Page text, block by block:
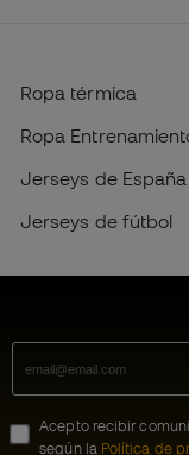
Ropa térmica
Ropa
Jerseys de España
Jerseys de fútbol
Acepto recibir
según la Política de